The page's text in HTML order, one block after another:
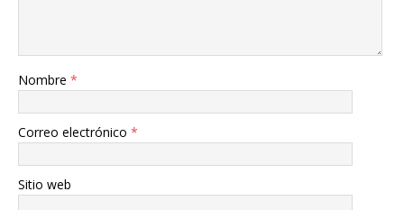
Nombre *
Correo electrónico *
Sitio web